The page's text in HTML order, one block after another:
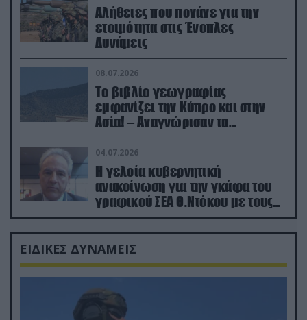
Αλήθειες που πονάνε για την
ετοιμότητα στις Ένοπλες
Δυνάμεις
08.07.2026
Το βιβλίο γεωγραφίας
εμφανίζει την Κύπρο και στην
Ασία! – Αναγνώρισαν τα
κατεχόμενα; (φωτο)
04.07.2026
Η γελοία κυβερνητική
ανακοίνωση για την γκάφα του
γραφικού ΣΕΑ Θ.Ντόκου με τους
Ρώσους φαρσέρ
ΕΙΔΙΚΕΣ ΔΥΝΑΜΕΙΣ